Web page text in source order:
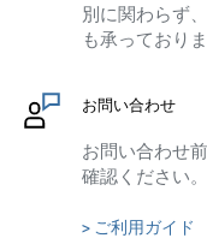
別に関わらず
も承っておりま
お問い合わせ
お問い合わせ
確認ください。
> ご利用ガイド